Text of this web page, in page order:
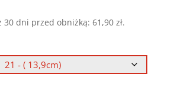
30 dni przed obniżką: 61,90 zł.